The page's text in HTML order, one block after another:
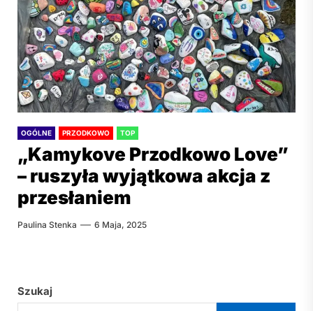
OGÓLNE PRZODKOWO TOP
„Kamykove Przodkowo Love”
– ruszyła wyjątkowa akcja z
przesłaniem
Paulina Stenka 6 Maja, 2025
Szukaj